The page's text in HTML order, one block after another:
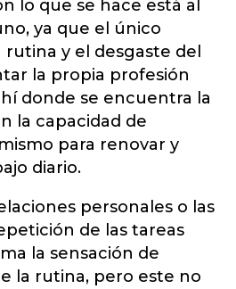
lo que se hace está al
ya que el único
y el desgaste del
la propia profesión
donde se encuentra la
la capacidad de
para renovar y
diario.
personales o las
de las tareas
la sensación de
la rutina, pero este no